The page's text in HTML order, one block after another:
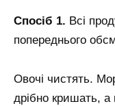
Спосіб 1. Всі
попереднього
Овочі чистять.
дрібно кришать,